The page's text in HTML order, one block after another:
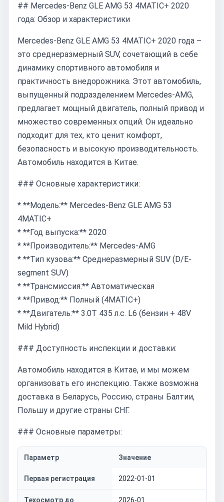
## Mercedes-Benz GLE AMG 53 4MATIC+ 2020
года: Обзор и характеристики
Mercedes-Benz GLE AMG 53 4MATIC+ 2020 года –
это среднеразмерный SUV, сочетающий в себе
динамику спортивного автомобиля и
практичность внедорожника. Этот автомобиль,
выпущенный подразделением Mercedes-AMG,
предлагает мощный двигатель, полный привод и
множество современных опций. Он идеально
подходит для тех, кто ценит комфорт,
безопасность и высокую производительность.
Автомобиль находится в Китае.
### Основные характеристики:
* **Модель:** Mercedes-Benz GLE AMG 53
4MATIC+
* **Год выпуска:** 2020
* **Производитель:** Mercedes-AMG
* **Тип кузова:** Среднеразмерный SUV (D/E-
segment SUV)
* **Трансмиссия:** Автоматическая
* **Привод:** Полный (4MATIC+)
* **Двигатель:** 3.0T 435 л.с. L6 (бензин + 48V
Mild Hybrid)
### Доступность инспекции и доставки:
Автомобиль находится в Китае, и мы можем
организовать его инспекцию. Также возможна
доставка в Беларусь, Россию, страны Балтии,
Польшу и другие страны СНГ.
### Основные параметры:
Параметр Значение
Первая регистрация 2022-01-01
Техосмотр до 2026-01